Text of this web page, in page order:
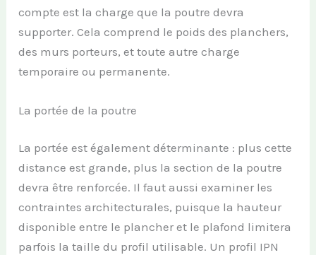
compte est la charge que la poutre devra
supporter. Cela comprend le poids des planchers,
des murs porteurs, et toute autre charge
temporaire ou permanente.
La portée de la poutre
La portée est également déterminante : plus cette
distance est grande, plus la section de la poutre
devra être renforcée. Il faut aussi examiner les
contraintes architecturales, puisque la hauteur
disponible entre le plancher et le plafond limitera
parfois la taille du profil utilisable. Un profil IPN